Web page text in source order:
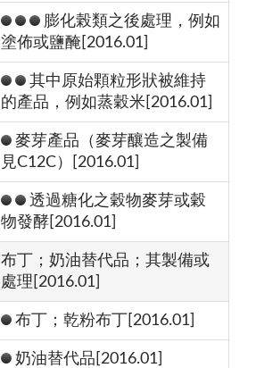
膨化榖類之後處理，例如
塗佈或鹽醃[2016.01]
其中原始顆粒形狀被維持
的產品，例如蒸穀米[2016.01]
麥芽產品（麥芽釀造之製備
見C12C）[2016.01]
透過糖化之穀物麥芽或穀
物發酵[2016.01]
布丁；奶油替代品；其製備或
處理[2016.01]
布丁；乾粉布丁[2016.01]
奶油替代品[2016.01]